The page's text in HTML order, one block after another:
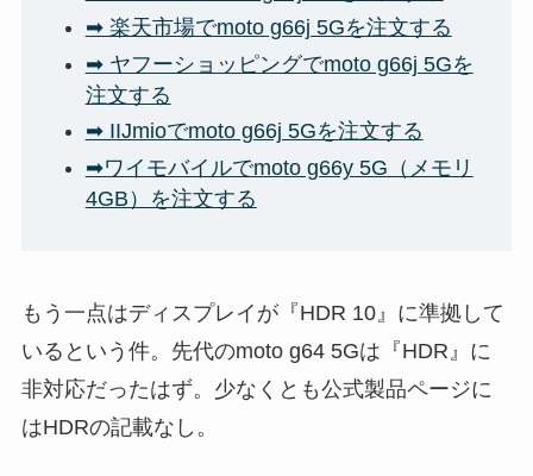
➡ 楽天市場でmoto g66j 5Gを注文する
➡ ヤフーショッピングでmoto g66j 5Gを
注文する
➡ IIJmioでmoto g66j 5Gを注文する
➡ワイモバイルでmoto g66y 5G（メモリ
4GB）を注文する
もう一点はディスプレイが『HDR 10』に準拠して
いるという件。先代のmoto g64 5Gは『HDR』に
非対応だったはず。少なくとも公式製品ページに
はHDRの記載なし。